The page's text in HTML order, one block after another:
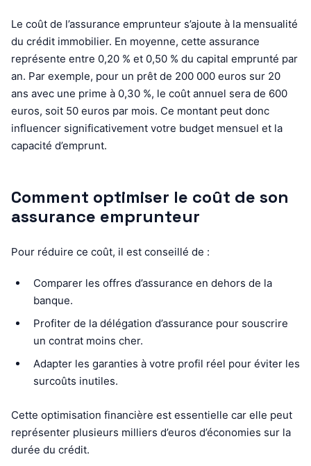
Le coût de l’assurance emprunteur s’ajoute à la mensualité
du crédit immobilier. En moyenne, cette assurance
représente entre 0,20 % et 0,50 % du capital emprunté par
an. Par exemple, pour un prêt de 200 000 euros sur 20
ans avec une prime à 0,30 %, le coût annuel sera de 600
euros, soit 50 euros par mois. Ce montant peut donc
influencer significativement votre budget mensuel et la
capacité d’emprunt.
Comment optimiser le coût de son
assurance emprunteur
Pour réduire ce coût, il est conseillé de :
Comparer les offres d’assurance en dehors de la
banque.
Profiter de la délégation d’assurance pour souscrire
un contrat moins cher.
Adapter les garanties à votre profil réel pour éviter les
surcoûts inutiles.
Cette optimisation financière est essentielle car elle peut
représenter plusieurs milliers d’euros d’économies sur la
durée du crédit.